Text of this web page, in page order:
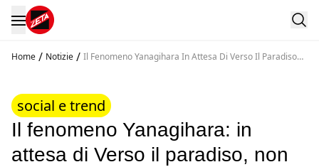
Home / Notizie / Il Fenomeno Yanagihara In Attesa Di Verso Il Paradiso
social e trend
Il fenomeno Yanagihara: in
attesa di Verso il paradiso, non